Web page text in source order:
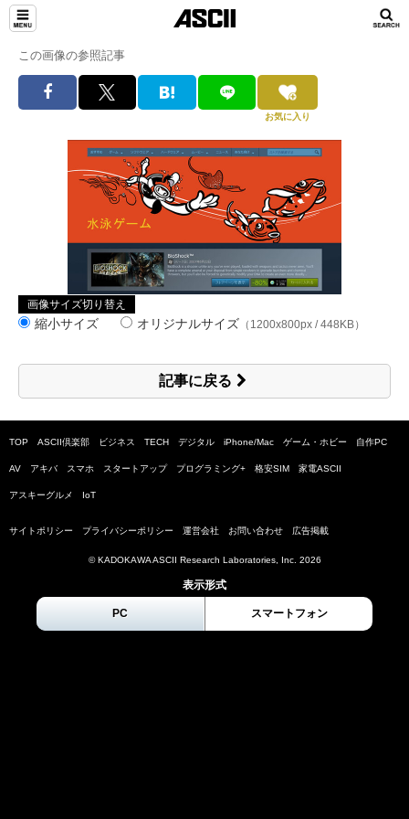
この画像の参照記事
お気に入り
画像サイズ切り替え
縮小サイズ オリジナルサイズ （1200x800px / 448KB）
記事に戻る
TOP ASCII倶楽部 ビジネス TECH デジタル iPhone/Mac ゲーム・ホビー 自作PC
AV アキバ スマホ スタートアップ プログラミング+ 格安SIM 家電ASCII
アスキーグルメ IoT
サイトポリシー プライバシーポリシー 運営会社 お問い合わせ 広告掲載
© KADOKAWA ASCII Research Laboratories, Inc. 2026
表示形式
PC スマートフォン